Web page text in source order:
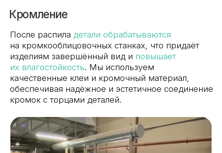
Каждаядеталь проходит тщательную проверку
в отделе технического контроля (ОТК). Затем
и хрупкости, чтобы гарантированно доехать
до клиента без повреждений. Особое внимание
уделяется защите кромок, фурнитуры и готовых
поверхностей.